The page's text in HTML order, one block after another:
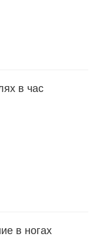
в час
в ногах